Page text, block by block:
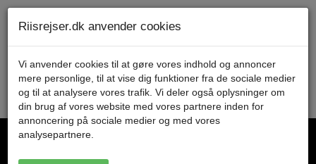
Menu
Riisrejser.dk anvender cookies
Vi anvender cookies til at gøre vores indhold og annoncer
mere personlige, til at vise dig funktioner fra de sociale medier
og til at analysere vores trafik. Vi deler også oplysninger om
din brug af vores website med vores partnere inden for
annoncering på sociale medier og med vores
analysepartnere.